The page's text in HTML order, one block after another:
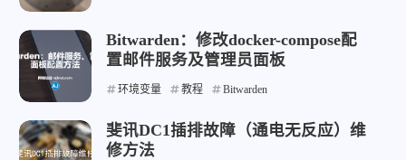
Bitwarden：修改docker-compose配
置邮件服务及管理员面板
环境变量 教程 Bitwarden
斐讯DC1插排故障（通电无反应）维
修方法